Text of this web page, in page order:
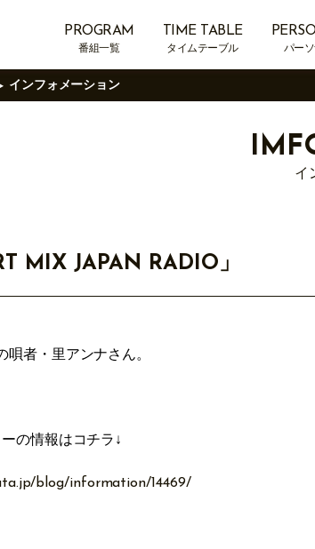
PROGRAM
番組一覧
TIME TABLE
タイムテーブル パー
インフォメーション
イ
MIX JAPAN RADIO」
唄者・里アンナさん。
の情報はコチラ↓
blog/information/14469/